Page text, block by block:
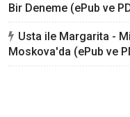
Bir Deneme (ePub ve
Usta ile Margarita -
Moskova'da (ePub ve